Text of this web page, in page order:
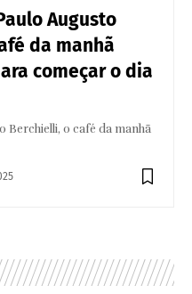
Augusto
da manhã
começar o dia
Berchielli, o café da manhã